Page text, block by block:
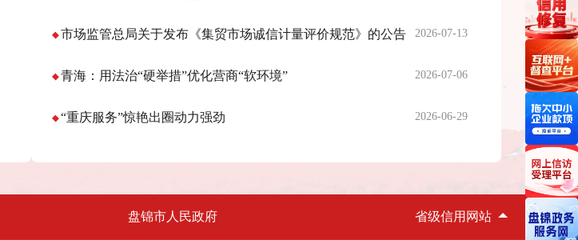
市场监管总局关于发布《集贸市场诚信计量评价规范》的公告 2026-07-13
青海：用法治“硬举措”优化营商“软环境” 2026-07-06
“重庆服务”惊艳出圈动力强劲 2026-06-29
盘锦市人民政府 省级信用网站